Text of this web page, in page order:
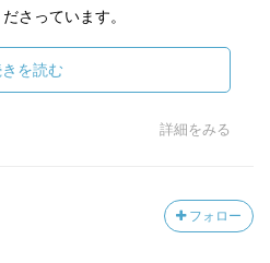
さっています。
す。
ん…。
さんの本を読もう」
を読む
詳細をみる
フォロー